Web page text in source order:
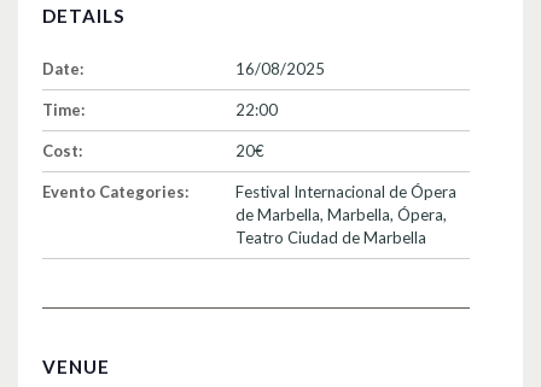
DETAILS
Date: 16/08/2025
Time: 22:00
Cost: 20€
Evento Categories:
Festival Internacional de Ópera
de Marbella, Marbella, Ópera,
Teatro Ciudad de Marbella
VENUE